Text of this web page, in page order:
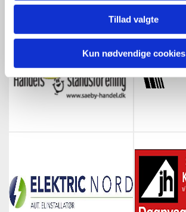
Tillad valgte
Kun nødvendige cookies